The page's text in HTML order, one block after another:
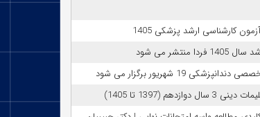
کارشناسی ارشد پزشکی 1405
می شود
19 شهریور برگزار می شود
(1397 تا 1405)